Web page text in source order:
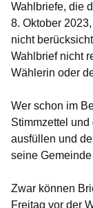
Wahlbriefe, die
8. Oktober
nicht
Wahlbrief nicht
Wählerin oder
Wer schon im
Stimmzettel
ausfüllen und
seine
Zwar können
Freitag vor der